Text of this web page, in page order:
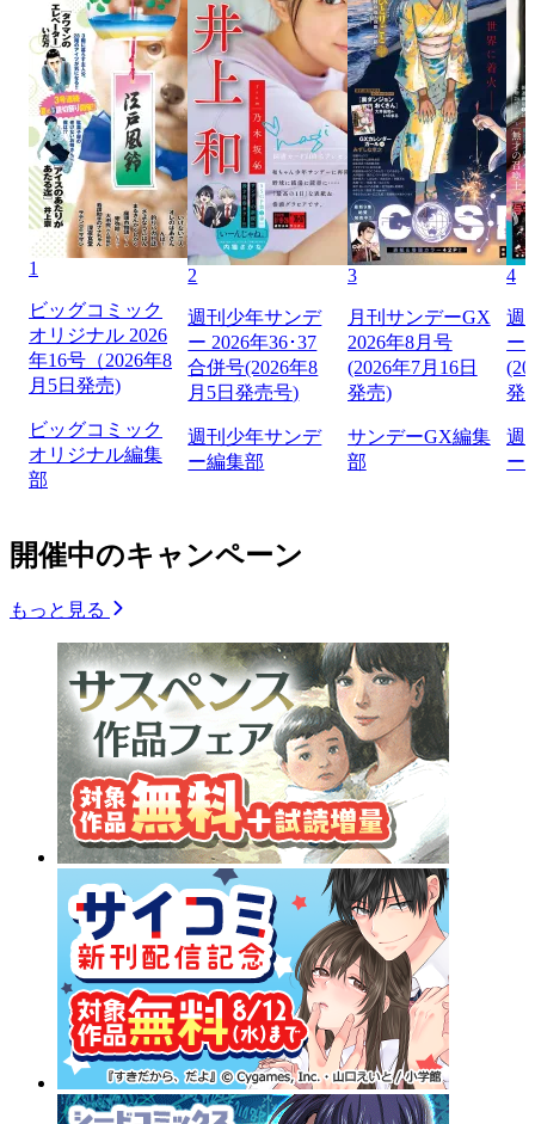
1
ビッグコミック
オリジナル 2026
年16号（2026年8
月5日発売)
ビッグコミック
オリジナル編集
部
2
週刊少年サンデ
ー 2026年36･37
合併号(2026年8
月5日発売号)
週刊少年サンデ
ー編集部
3
月刊サンデーGX
2026年8月号
(2026年7月16日
発売)
サンデーGX編集
部
4
週
ー
発
週
ー
開催中のキャンペーン
もっと見る